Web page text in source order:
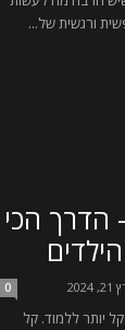
ורגשית של...
הדרך הכי
0
יותר ללמוד. קל